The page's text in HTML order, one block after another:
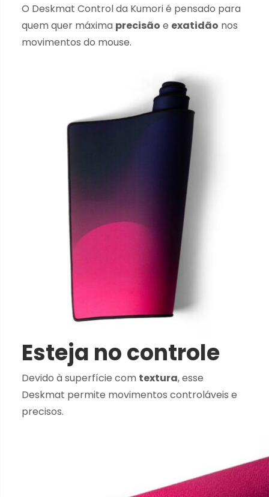
O Deskmat Control da Kumori é pensado para
quem quer máxima precisão e exatidão nos
movimentos do mouse.
Esteja no controle
Devido à superfície com textura, esse
Deskmat permite movimentos controláveis e
precisos.